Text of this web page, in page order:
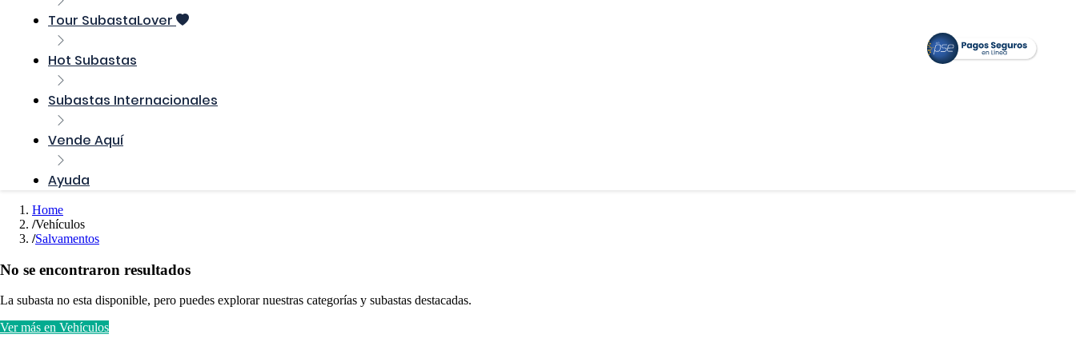
Tour SubastaLover
Hot Subastas
Subastas Internacionales
Vende Aquí
Ayuda
Home
Vehículos
Salvamentos
No se encontraron resultados
La subasta no esta disponible, pero puedes explorar nuestras categorías y subastas destacadas.
Ver más en Vehículos